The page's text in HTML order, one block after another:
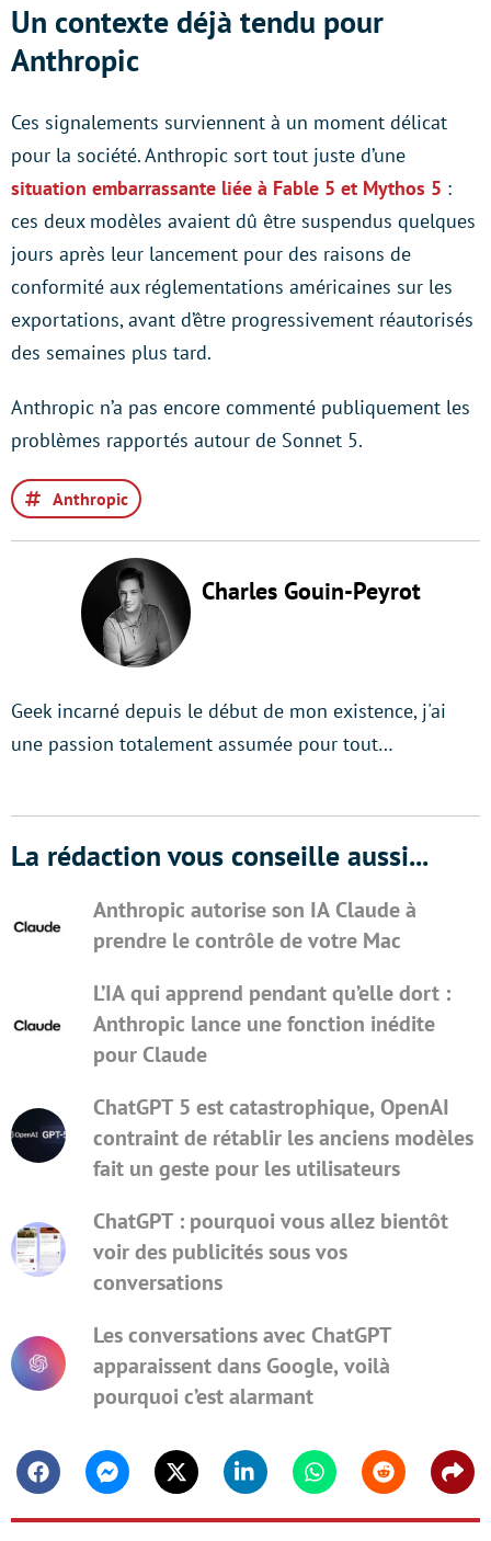
Un contexte déjà tendu pour
Anthropic
Ces signalements surviennent à un moment délicat
pour la société. Anthropic sort tout juste d’une
situation embarrassante liée à Fable 5 et Mythos 5 :
ces deux modèles avaient dû être suspendus quelques
jours après leur lancement pour des raisons de
conformité aux réglementations américaines sur les
exportations, avant d’être progressivement réautorisés
des semaines plus tard.
Anthropic n’a pas encore commenté publiquement les
problèmes rapportés autour de Sonnet 5.
Anthropic
Charles Gouin-Peyrot
Geek incarné depuis le début de mon existence, j'ai
une passion totalement assumée pour tout…
La rédaction vous conseille aussi...
Anthropic autorise son IA Claude à
prendre le contrôle de votre Mac
L’IA qui apprend pendant qu’elle dort :
Anthropic lance une fonction inédite
pour Claude
ChatGPT 5 est catastrophique, OpenAI
contraint de rétablir les anciens modèles
fait un geste pour les utilisateurs
ChatGPT : pourquoi vous allez bientôt
voir des publicités sous vos
conversations
Les conversations avec ChatGPT
apparaissent dans Google, voilà
pourquoi c’est alarmant
FacebookMessengerTwitter Linkedin WhatsappReddit